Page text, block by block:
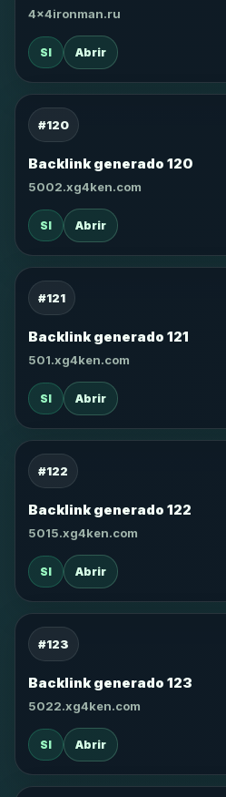
4x4ironman.ru
SI Abrir
#120
Backlink generado 120
5002.xg4ken.com
SI Abrir
#121
Backlink generado 121
501.xg4ken.com
SI Abrir
#122
Backlink generado 122
5015.xg4ken.com
SI Abrir
#123
Backlink generado 123
5022.xg4ken.com
SI Abrir